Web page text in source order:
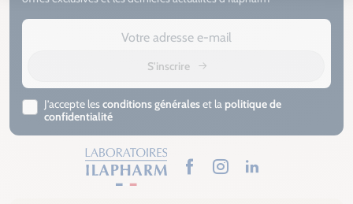
S'inscrire
J’accepte lesconditions généraleset la politique de
confidentialité
FacebookInstagramLinkedIn